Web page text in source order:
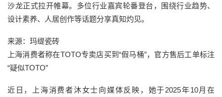
沙龙正式拉开帷幕。多位行业嘉宾轮番登台，围绕行业趋势、
设计素养、人居创作等话题分享真知灼见。
来源：玛缇瓷砖
上海消费者称在TOTO专卖店买到“假马桶”，官方售后工单标注
“疑似TOTO”
近日，上海消费者沐女士向媒体反映，她于2025年10月在